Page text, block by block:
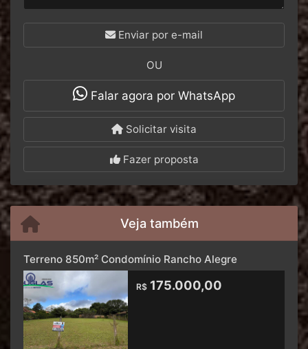
Enviar por e-mail
OU
Falar agora por WhatsApp
Solicitar visita
Fazer proposta
Veja também
Terreno 850m² Condomínio Rancho Alegre
R$ 175.000,00